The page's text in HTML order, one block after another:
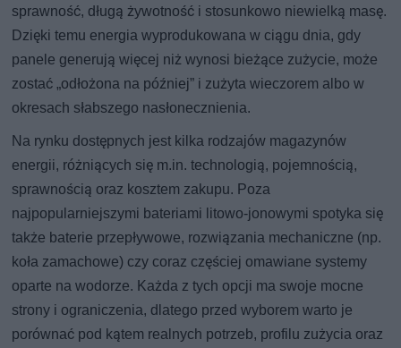
sprawność, długą żywotność i stosunkowo niewielką masę.
Dzięki temu energia wyprodukowana w ciągu dnia, gdy
panele generują więcej niż wynosi bieżące zużycie, może
zostać „odłożona na później” i zużyta wieczorem albo w
okresach słabszego nasłonecznienia.
Na rynku dostępnych jest kilka rodzajów magazynów
energii, różniących się m.in. technologią, pojemnością,
sprawnością oraz kosztem zakupu. Poza
najpopularniejszymi bateriami litowo-jonowymi spotyka się
także baterie przepływowe, rozwiązania mechaniczne (np.
koła zamachowe) czy coraz częściej omawiane systemy
oparte na wodorze. Każda z tych opcji ma swoje mocne
strony i ograniczenia, dlatego przed wyborem warto je
porównać pod kątem realnych potrzeb, profilu zużycia oraz